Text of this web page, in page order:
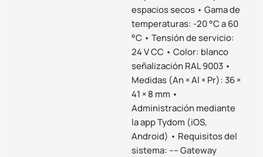
espacios secos • Gama de
temperaturas: -20 °C a 60
°C • Tensión de servicio:
24 V CC • Color: blanco
señalización RAL 9003 •
Medidas (An × Al × Pr): 36 ×
41 × 8 mm •
Administración mediante
la app Tydom (iOS,
Android) • Requisitos del
sistema: –– Gateway